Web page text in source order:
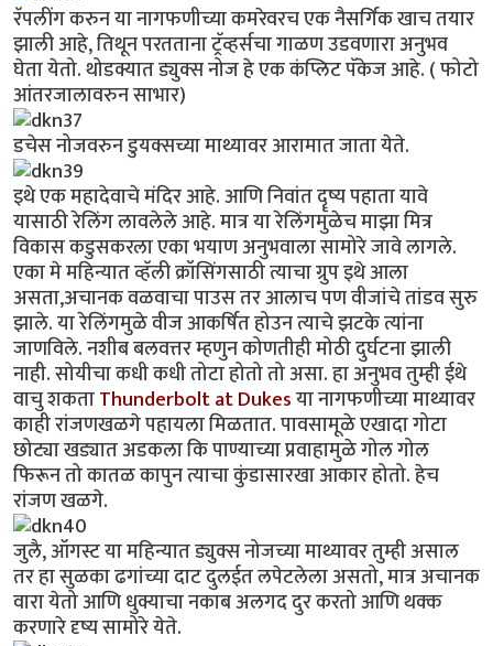
रॅपलींग करुन या नागफणीच्या कमरेवरच एक नैसर्गिक खाच तयार
झाली आहे, तिथून परतताना ट्रॅव्हर्सचा गाळण उडवणारा अनुभव
घेता येतो. थोडक्यात ड्युक्स नोज हे एक कंप्लिट पॅकेज आहे. ( फोटो
आंतरजालावरुन साभार)
डचेस नोजवरुन डुयक्सच्या माथ्यावर आरामात जाता येते.
इथे एक महादेवाचे मंदिर आहे. आणि निवांत दॄष्य पहाता यावे
यासाठी रेलिंग लावलेले आहे. मात्र या रेलिंगमुळेच माझा मित्र
विकास कडुसकरला एका भयाण अनुभवाला सामोरे जावे लागले.
एका मे महिन्यात व्हॅली क्रॉसिंगसाठी त्याचा ग्रुप इथे आला
असता,अचानक वळवाचा पाउस तर आलाच पण वीजांचे तांडव सुरु
झाले. या रेलिंगमुळे वीज आकर्षित होउन त्याचे झटके त्यांना
जाणविले. नशीब बलवत्तर म्हणुन कोणतीही मोठी दुर्घटना झाली
नाही. सोयीचा कधी कधी तोटा होतो तो असा. हा अनुभव तुम्ही ईथे
वाचु शकताThunderbolt at Dukesया नागफणीच्या माथ्यावर
काही रांजणखळगे पहायला मिळतात. पावसामूळे एखादा गोटा
छोट्या खड्यात अडकला कि पाण्याच्या प्रवाहामुळे गोल गोल
फिरून तो कातळ कापुन त्याचा कुंडासारखा आकार होतो. हेच
रांजण खळगे.
जुलै, ऑगस्ट या महिन्यात ड्युक्स नोजच्या माथ्यावर तुम्ही असाल
तर हा सुळका ढगांच्या दाट दुलईत लपेटलेला असतो, मात्र अचानक
वारा येतो आणि धुक्याचा नकाब अलगद दुर करतो आणि थक्क
करणारे दृष्य सामोरे येते.